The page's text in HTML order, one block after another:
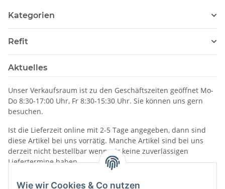
Wie wir Cookies & Co nutzen
Kategorien
Refit
Aktuelles
Unser Verkaufsraum ist zu den Geschäftszeiten geöffnet Mo-
Do 8:30-17:00 Uhr, Fr 8:30-15:30 Uhr. Sie können uns gern
besuchen.
Ist die Lieferzeit online mit 2-5 Tage angegeben, dann sind
diese Artikel bei uns vorrätig. Manche Artikel sind bei uns
derzeit nicht bestellbar wenn wir keine zuverlässigen
Liefertermine haben.
Informationen